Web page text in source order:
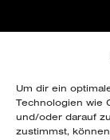
Um dir ein
Technologien wie
und/oder darauf
zustimmst,